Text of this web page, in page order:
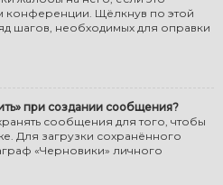
конференции. Щёлкнув по этой
шагов, необходимых для оправки
при создании сообщения?
сообщения для того, чтобы
Для загрузки сохранённого
«Черновики» личного